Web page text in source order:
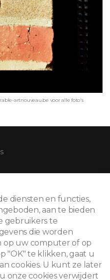
artnouveau.be voor alle foto's
diensten en functies,
aan te bieden
gebruikers te
die worden
op uw computer of op
"OK" te klikken, gaat u
cookies. U kunt ze later
onze cookies verwijdert